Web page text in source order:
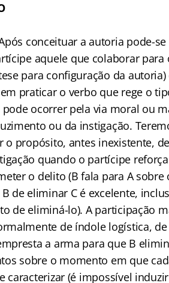
conceituar a autoria pode-
aquele que colaborar
para configuração da
praticar o verbo que rege o
ocorrer pela via moral ou
ou da instigação.
o propósito, antes inexistente,
quando o partícipe
o delito (B fala para A
de eliminar C é excelente,
de eliminá-lo). A participação
de índole logística,
a arma para que B
sobre o momento em que
caracterizar (é impossível